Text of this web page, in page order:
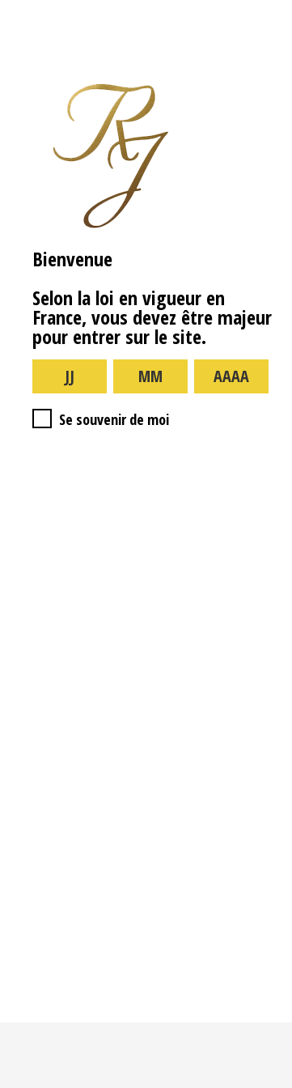
Bienvenue
Selon la loi en vigueur en
France, vous devez être majeur
pour entrer sur le site.
Se souvenir de moi